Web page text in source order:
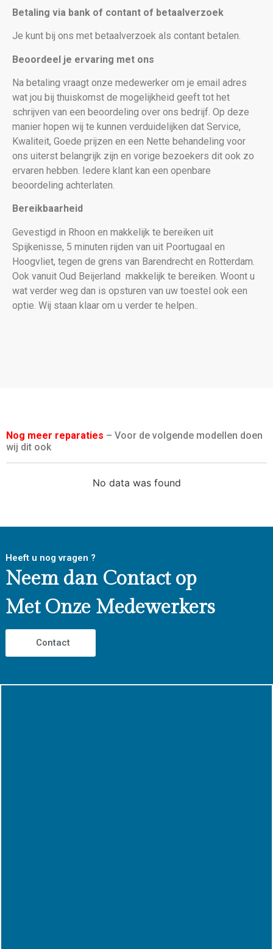
Betaling via bank of contant of betaalverzoek
Je kunt bij ons met betaalverzoek als contant betalen.
Beoordeel je ervaring met ons
Na betaling vraagt onze medewerker om je email adres
wat jou bij thuiskomst de mogelijkheid geeft tot het
schrijven van een beoordeling over ons bedrijf. Op deze
manier hopen wij te kunnen verduidelijken dat Service,
Kwaliteit, Goede prijzen en een Nette behandeling voor
ons uiterst belangrijk zijn en vorige bezoekers dit ook zo
ervaren hebben. Iedere klant kan een openbare
beoordeling achterlaten.
Bereikbaarheid
Gevestigd in Rhoon en makkelijk te bereiken uit
Spijkenisse, 5 minuten rijden van uit Poortugaal en
Hoogvliet, tegen de grens van Barendrecht en Rotterdam.
Ook vanuit Oud Beijerland makkelijk te bereiken. Woont u
wat verder weg dan is opsturen van uw toestel ook een
optie. Wij staan klaar om u verder te helpen..
Nog meer reparaties – Voor de volgende modellen doen
wij dit ook
No data was found
Heeft u nog vragen ?
Neem dan Contact op
Met Onze Medewerkers
Contact